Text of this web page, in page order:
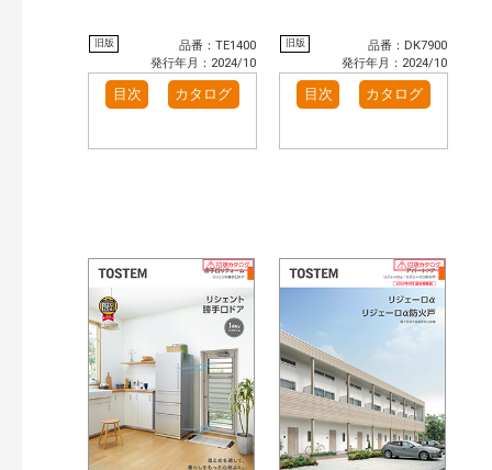
旧版
品番：TE1400
発行年月：2024/10
目次 カタログ
旧版
品番：DK7900
発行年月：2024/10
目次 カタログ